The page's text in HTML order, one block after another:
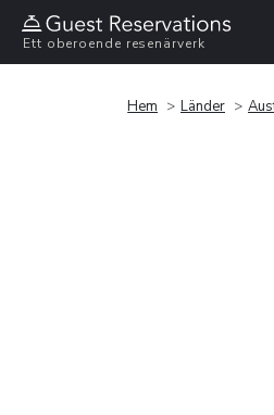
Ett oberoende resenärverk
Hem Länder